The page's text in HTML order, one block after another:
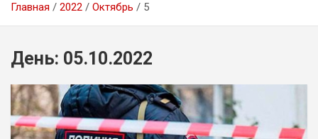
Главная 2022 Октябрь 5
День: 05.10.2022